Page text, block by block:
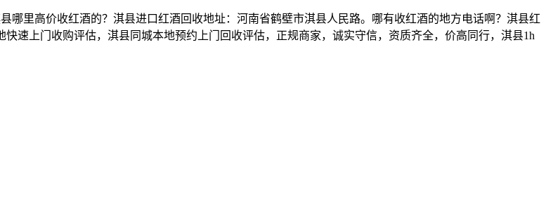
里高价收红酒的？淇县进口红酒回收地址：河南省鹤壁市淇县人民路。哪有收红酒的地方电话啊？淇县红
速上门收购评估，淇县同城本地预约上门回收评估，正规商家，诚实守信，资质齐全，价高同行，淇县1h